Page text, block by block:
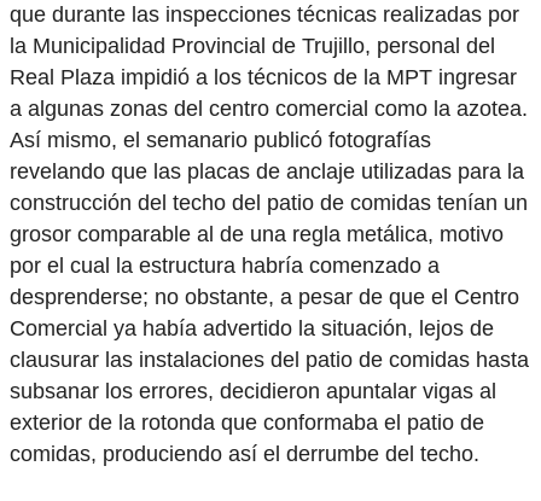
que durante las inspecciones técnicas realizadas por
la Municipalidad Provincial de Trujillo, personal del
Real Plaza impidió a los técnicos de la MPT ingresar
a algunas zonas del centro comercial como la azotea.
Así mismo, el semanario publicó fotografías
revelando que las placas de anclaje utilizadas para la
construcción del techo del patio de comidas tenían un
grosor comparable al de una regla metálica, motivo
por el cual la estructura habría comenzado a
desprenderse; no obstante, a pesar de que el Centro
Comercial ya había advertido la situación, lejos de
clausurar las instalaciones del patio de comidas hasta
subsanar los errores, decidieron apuntalar vigas al
exterior de la rotonda que conformaba el patio de
comidas, produciendo así el derrumbe del techo.